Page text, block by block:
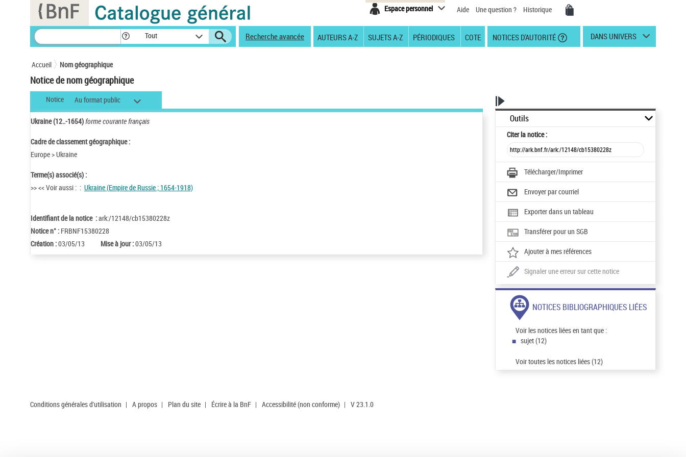
Espace personnel Aide Une question ? Historique
Tout Recherche avancée AUTEURS A-Z SUJETS A-Z PÉRIODIQUES COTE NOTICES D'AUTORITÉ DANS UNIVERS
Accueil Nom géographique
Notice de nom géographique
Notice Au format public
Ukraine (12..-1654)forme courante français
Cadre de classement géographique :
Europe > Ukraine
Terme(s) associé(s) :
>> << Voir aussi : : Ukraine (Empire de Russie ; 1654-1918)
Identifiant de la notice :ark:/12148/cb15380228z
Notice n° : FRBNF15380228
Création :03/05/13 Mise à jour :03/05/13
Outils
Citerla notice :
Télécharger/Imprimer
Envoyer par courriel
Exporter dans un tableau
Transférer pour un SGB
Ajouter à mes références
Signaler une erreur sur cette notice
NOTICES BIBLIOGRAPHIQUES LIÉES
Voir les notices liées en tant que :
sujet (12)
Voir toutes les notices liées (12)
Conditions générales d'utilisation | A propos | Plan du site | Écrire à la BnF | Accessibilité (non conforme) | V 23.1.0
Panneau de gestion des cookies